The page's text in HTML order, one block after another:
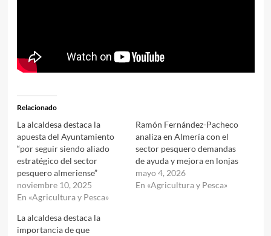
Relacionado
La alcaldesa destaca la
apuesta del Ayuntamiento
“por seguir siendo aliado
estratégico del sector
pesquero almeriense”
noviembre 10, 2025
En «Agricultura y Pesca»
Ramón Fernández-Pacheco
analiza en Almería con el
sector pesquero demandas
de ayuda y mejora en lonjas
mayo 4, 2026
En «Agricultura y Pesca»
La alcaldesa destaca la
importancia de que